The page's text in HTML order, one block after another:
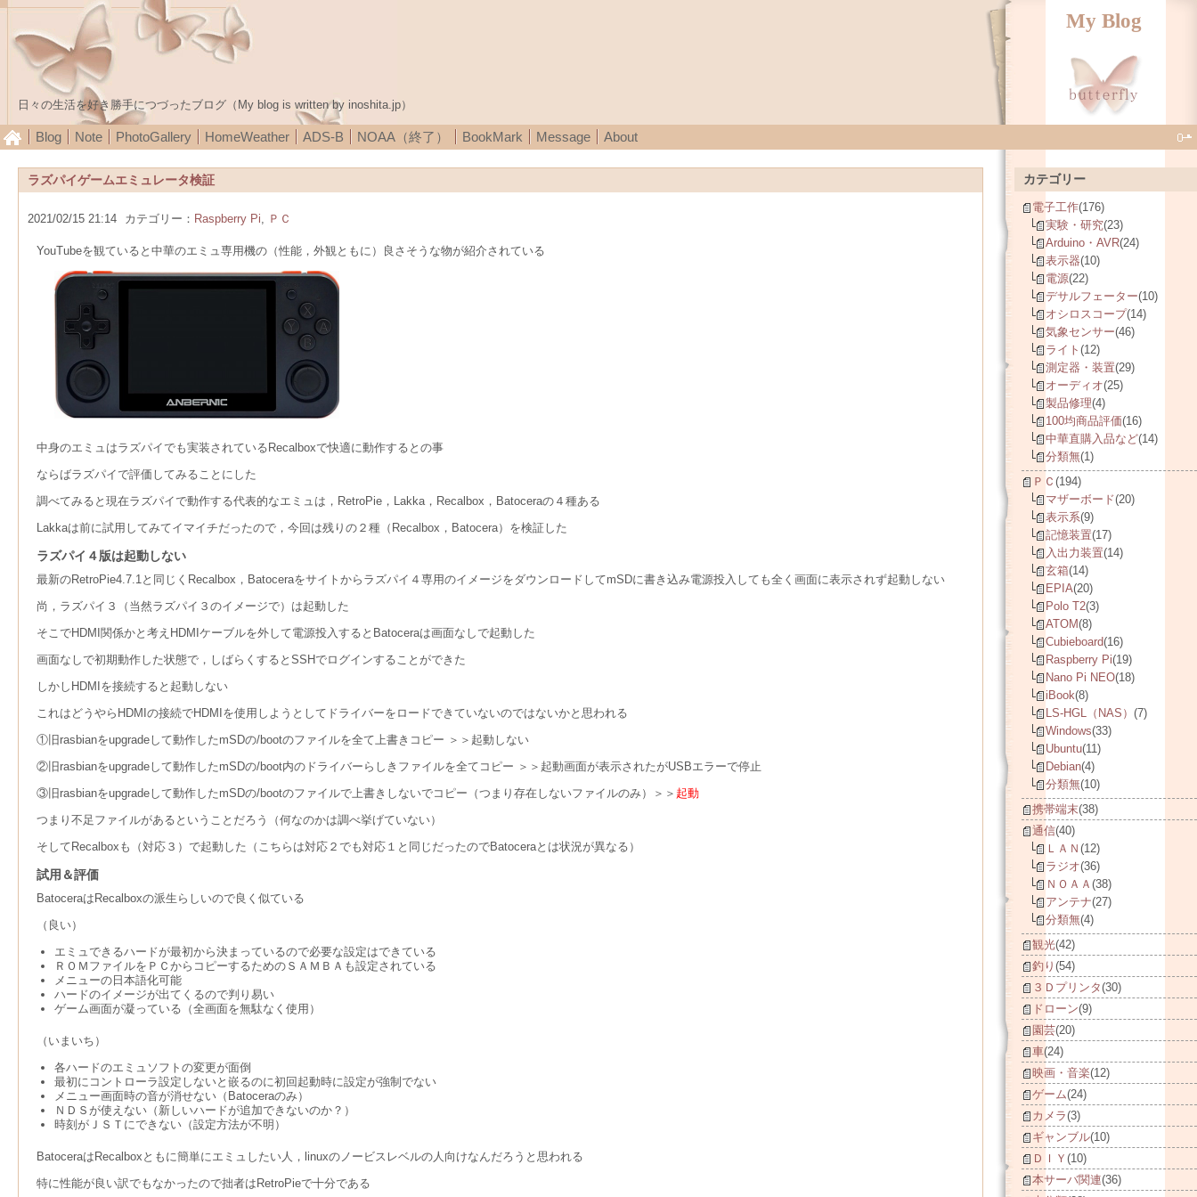
My Blog
日々の生活を好き勝手につづったブログ（My blog is written by inoshita.jp）
Blog Note PhotoGallery HomeWeather ADS-B NOAA（終了） BookMark Message About
ラズパイゲームエミュレータ検証
2021/02/15 21:14 カテゴリー： Raspberry Pi, ＰＣ
YouTubeを観ていると中華のエミュ専用機の（性能，外観ともに）良さそうな物が紹介されている
中身のエミュはラズパイでも実装されているRecalboxで快適に動作するとの事
ならばラズパイで評価してみることにした
調べてみると現在ラズパイで動作する代表的なエミュは，RetroPie，Lakka，Recalbox，Batoceraの４種ある
Lakkaは前に試用してみてイマイチだったので，今回は残りの２種（Recalbox，Batocera）を検証した
ラズパイ４版は起動しない
最新のRetroPie4.7.1と同じくRecalbox，Batoceraをサイトからラズパイ４専用のイメージをダウンロードしてmSDに書き込み電源投入しても全く画面に表示されず起動しない
尚，ラズパイ３（当然ラズパイ３のイメージで）は起動した
そこでHDMI関係かと考えHDMIケーブルを外して電源投入するとBatoceraは画面なしで起動した
画面なしで初期動作した状態で，しばらくするとSSHでログインすることができた
しかしHDMIを接続すると起動しない
これはどうやらHDMIの接続でHDMIを使用しようとしてドライバーをロードできていないのではないかと思われる
①旧rasbianをupgradeして動作したmSDの/bootのファイルを全て上書きコピー ＞＞起動しない
②旧rasbianをupgradeして動作したmSDの/boot内のドライバーらしきファイルを全てコピー ＞＞起動画面が表示されたがUSBエラーで停止
③旧rasbianをupgradeして動作したmSDの/bootのファイルで上書きしないでコピー（つまり存在しないファイルのみ）＞＞ 起動
つまり不足ファイルがあるということだろう（何なのかは調べ挙げていない）
そしてRecalboxも（対応３）で起動した（こちらは対応２でも対応１と同じだったのでBatoceraとは状況が異なる）
試用＆評価
BatoceraはRecalboxの派生らしいので良く似ている
（良い）
エミュできるハードが最初から決まっているので必要な設定はできている
ＲＯＭファイルをＰＣからコピーするためのＳＡＭＢＡも設定されている
メニューの日本語化可能
ハードのイメージが出てくるので判り易い
ゲーム画面が凝っている（全画面を無駄なく使用）
（いまいち）
各ハードのエミュソフトの変更が面倒
最初にコントローラ設定しないと嵌るのに初回起動時に設定が強制でない
メニュー画面時の音が消せない（Batoceraのみ）
ＮＤＳが使えない（新しいハードが追加できないのか？）
時刻がＪＳＴにできない（設定方法が不明）
BatoceraはRecalboxともに簡単にエミュしたい人，linuxのノービスレベルの人向けなんだろうと思われる
特に性能が良い訳でもなかったので拙者はRetroPieで十分である
カテゴリー
電子工作(176)
実験・研究(23)
Arduino・AVR(24)
表示器(10)
電源(22)
デサルフェーター(10)
オシロスコープ(14)
気象センサー(46)
ライト (12)
測定器・装置(29)
オーディオ(25)
製品修理(4)
100均商品評価(16)
中華直購入品など(14)
分類無(1)
ＰＣ (194)
マザーボード(20)
表示系(9)
記憶装置(17)
入出力装置(14)
玄箱(14)
EPIA(20)
Polo T2(3)
ATOM(8)
Cubieboard(16)
Raspberry Pi(19)
Nano Pi NEO(18)
iBook(8)
LS-HGL（NAS） (7)
Windows(33)
Ubuntu(11)
Debian(4)
分類無(10)
携帯端末(38)
通信(40)
ＬＡＮ (12)
ラジオ(36)
ＮＯＡＡ (38)
アンテナ(27)
分類無(4)
観光(42)
釣り (54)
３Ｄプリンタ(30)
ドローン(9)
園芸(20)
車(24)
映画・音楽(12)
ゲーム(24)
カメラ(3)
ギャンブル(10)
ＤＩＹ (10)
本サーバ関連(36)